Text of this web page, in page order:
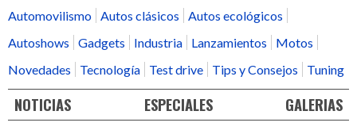
Automovilismo
Autos clásicos
Autos ecológicos
Autoshows
Gadgets Industria Lanzamientos
Motos
Novedades
Tecnología Test drive Tips y Consejos Tuning
NOTICIAS ESPECIALES GALERIAS